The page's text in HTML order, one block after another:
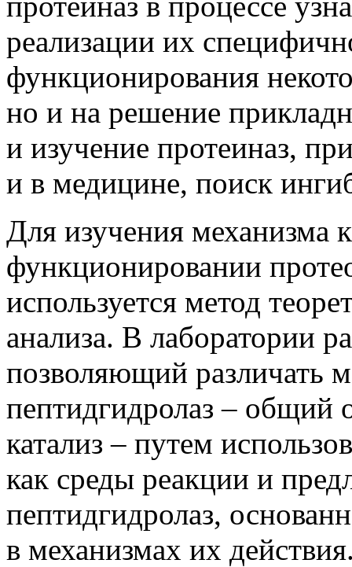
реализации их
функционирования
но и на решение
и изучение протеиназ,
и в медицине, поиск
Для изучения механизма
функционировании
используется метод
анализа. В лаборатории
позволяющий различать
пептидгидролаз – общий
катализ – путем
как среды реакции и
пептидгидролаз,
в механизмах их